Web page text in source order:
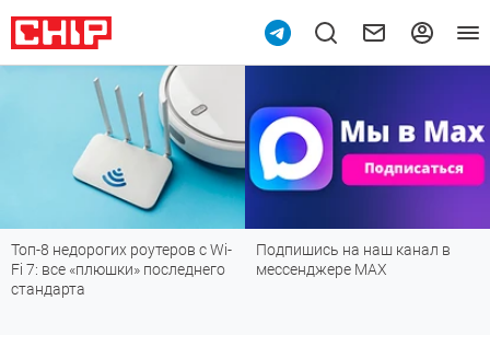
Подпишись на наш канал в
мессенджере МАХ
Рейтинг телевизоров 2026:
лучшие модели для гостиной,